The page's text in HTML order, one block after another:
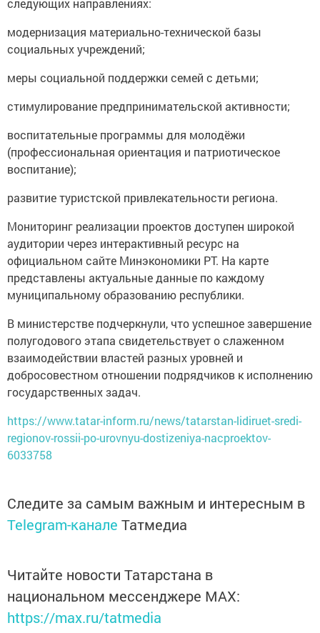
следующих направлениях:
модернизация материально-технической базы
социальных учреждений;
меры социальной поддержки семей с детьми;
стимулирование предпринимательской активности;
воспитательные программы для молодёжи
(профессиональная ориентация и патриотическое
воспитание);
развитие туристской привлекательности региона.
Мониторинг реализации проектов доступен широкой
аудитории через интерактивный ресурс на
официальном сайте Минэкономики РТ. На карте
представлены актуальные данные по каждому
муниципальному образованию республики.
В министерстве подчеркнули, что успешное завершение
полугодового этапа свидетельствует о слаженном
взаимодействии властей разных уровней и
добросовестном отношении подрядчиков к исполнению
государственных задач.
https://www.tatar-inform.ru/news/tatarstan-lidiruet-sredi-
regionov-rossii-po-urovnyu-dostizeniya-nacproektov-
6033758
Следите за самым важным и интересным в
Telegram-канале Татмедиа
Читайте новости Татарстана в
национальном мессенджере MАХ:
https://max.ru/tatmedia